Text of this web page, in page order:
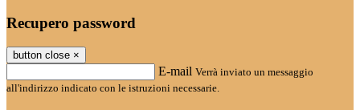
Recupero password
button close ×
E-mail Verrà inviato un messaggio
all'indirizzo indicato con le istruzioni necessarie.